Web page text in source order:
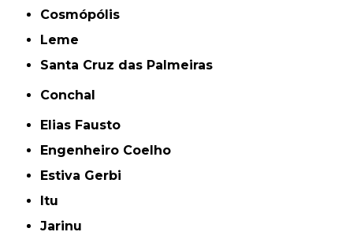
Cosmópólis
Leme
Santa Cruz das Palmeiras
Conchal
Elias Fausto
Engenheiro Coelho
Estiva Gerbi
Itu
Jarinu